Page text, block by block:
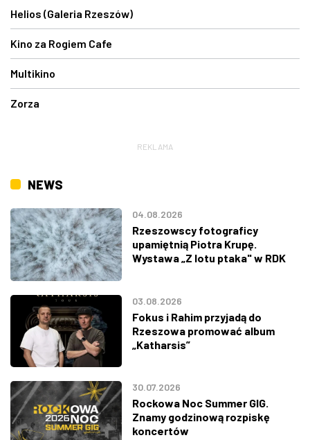
Helios (Galeria Rzeszów)
Kino za Rogiem Cafe
Multikino
Zorza
REKLAMA
NEWS
04.08.2026
Rzeszowscy fotograficy
upamiętnią Piotra Krupę.
Wystawa „Z lotu ptaka" w RDK
03.08.2026
Fokus i Rahim przyjadą do
Rzeszowa promować album
„Katharsis”
30.07.2026
Rockowa Noc Summer GIG.
Znamy godzinową rozpiskę
koncertów